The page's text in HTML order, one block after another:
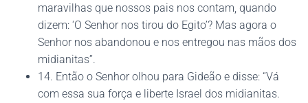
maravilhas que nossos pais nos contam, quando
dizem: ‘O Senhor nos tirou do Egito’? Mas agora o
Senhor nos abandonou e nos entregou nas mãos dos
midianitas”.
14. Então o Senhor olhou para Gideão e disse: “Vá
com essa sua força e liberte Israel dos midianitas.